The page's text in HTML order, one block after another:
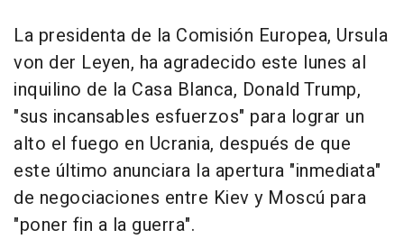
La presidenta de la Comisión Europea, Ursula
von der Leyen, ha agradecido este lunes al
inquilino de la Casa Blanca, Donald Trump,
"sus incansables esfuerzos" para lograr un
alto el fuego en Ucrania, después de que
este último anunciara la apertura "inmediata"
de negociaciones entre Kiev y Moscú para
"poner fin a la guerra".